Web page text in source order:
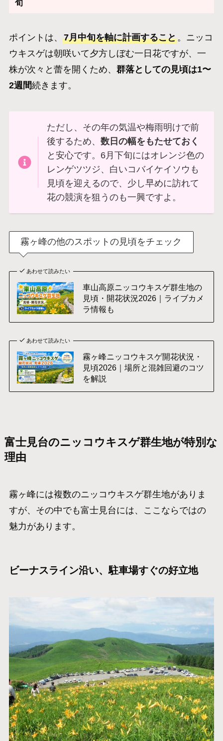
旬
ポイントは、 7月中旬を軸に計画すること。ニッコ
ウキスゲは朝咲いて夕方しぼむ一日花ですが、一
株が次々と蕾を開くため、 群落としての見頃は1〜
2週間続きます。
ただし、その年の気温や梅雨明けで前
後するため、数日の幅をもたせておく
と安心です。6月下旬にはオレンジ色の
レンゲツツジ、白いコバイケイソウも
見頃を迎えるので、少し早めに訪れて
花の競演を狙うのも一興ですよ。
霧ヶ峰の他のスポットの見頃をチェック
あわせて読みたい
車山高原ニッコウキスゲ群生地の
見頃・開花状況2026｜ライブカメ
ラ情報も
あわせて読みたい
霧ヶ峰ニッコウキスゲ開花状況・
見頃2026｜場所と混雑回避のコツ
を解説
富士見台のニッコウキスゲ群生地が特別な
理由
霧ヶ峰には複数のニッコウキスゲ群生地がありま
すが、その中でも富士見台には、ここならではの
魅力があります。
ビーナスライン沿い、駐車場すぐの好立地